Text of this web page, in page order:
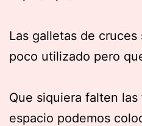
Las galletas de
poco utilizado pero
Que siquiera falten
espacio podemos